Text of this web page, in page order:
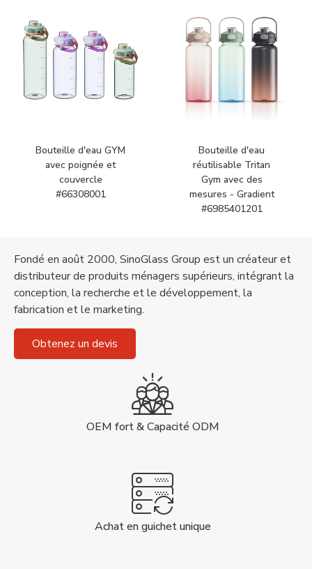
Bouteille d'eau GYM
avec poignée et
couvercle
#66308001
Bouteille d'eau
réutilisable Tritan
Gym avec des
mesures - Gradient
#6985401201
Fondé en août 2000, SinoGlass Group est un créateur et
distributeur de produits ménagers supérieurs, intégrant la
conception, la recherche et le développement, la
fabrication et le marketing.
Obtenez un devis
OEM fort & Capacité ODM
Achat en guichet unique